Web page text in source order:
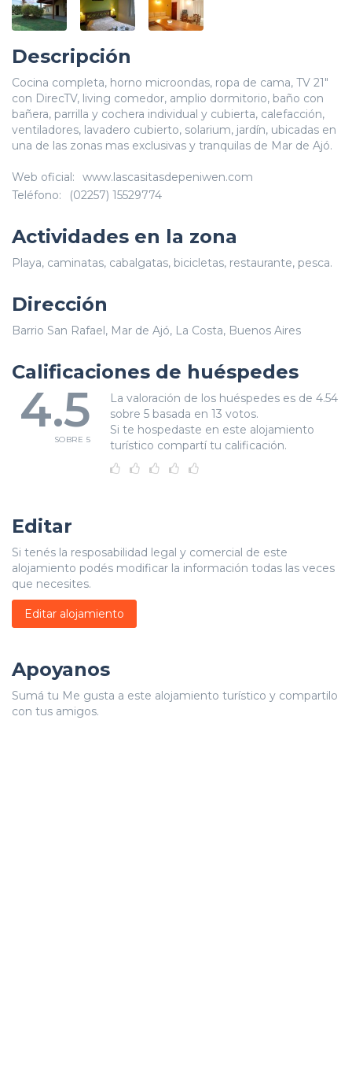
Descripción
Cocina completa, horno microondas, ropa de cama, TV 21"
con DirecTV, living comedor, amplio dormitorio, baño con
bañera, parrilla y cochera individual y cubierta, calefacción,
ventiladores, lavadero cubierto, solarium, jardín, ubicadas en
una de las zonas mas exclusivas y tranquilas de Mar de Ajó.
Web oficial:
www.lascasitasdepeniwen.com
Teléfono:
(02257) 15529774
Actividades en la zona
Playa, caminatas, cabalgatas, bicicletas, restaurante, pesca.
Dirección
Barrio San Rafael, Mar de Ajó, La Costa, Buenos Aires
Calificaciones de huéspedes
4.5
SOBRE 5
La valoración de los huéspedes es de 4.54
sobre 5 basada en 13 votos.
Si te hospedaste en este alojamiento
turístico compartí tu calificación.
Editar
Si tenés la resposabilidad legal y comercial de este
alojamiento podés modificar la información todas las veces
que necesites.
Editar alojamiento
Apoyanos
Sumá tu Me gusta a este alojamiento turístico y compartilo
con tus amigos.